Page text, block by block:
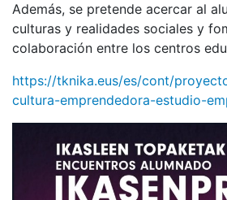
Además, se pretende acercar al
culturas y realidades sociales y
colaboración entre los centros
https://tknika.eus/es/cont/
cultura-emprendedora-estudio-